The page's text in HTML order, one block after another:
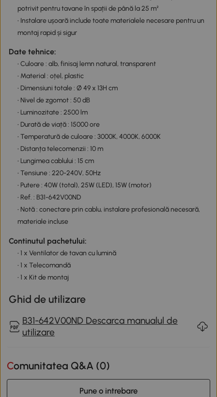
potrivit pentru tavane în spații de până la 25 m²
• Instalare ușoară include toate materialele necesare pentru un
montaj rapid și sigur
Date tehnice:
• Culoare : alb, finisaj lemn natural, transparent
• Material : oțel, plastic
• Dimensiuni totale : Ø 49 x 13H cm
• Nivel de zgomot : 50 dB
• Luminozitate : 2500 lm
• Durată de viață : 15000 ore
• Temperatură de culoare : 3000K, 4000K, 6000K
• Distanța telecomenzii : 10 m
• Lungimea cablului : 15 cm
• Tensiune : 220-240V, 50Hz
• Putere : 40W (total), 25W (LED), 15W (motor)
• Ref. : B31-642V00ND
• Notă : conectare prin cablu, instalare profesională necesară,
materiale incluse
Continutul pachetului:
• 1 x Ventilator de tavan cu lumină
• 1 x Telecomandă
• 1 x Kit de montaj
Ghid de utilizare
B31-642V00ND Descarca manualul de
utilizare
Comunitatea Q&A (0)
Pune o intrebare